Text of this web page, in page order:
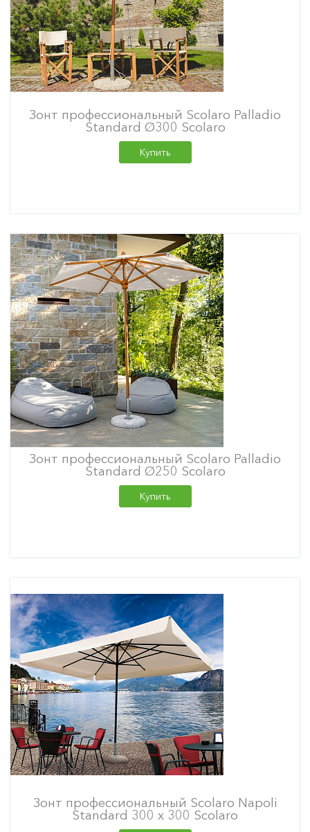
Зонт профессиональный Scolaro Palladio
Standard Ø300 Scolaro
Купить
Зонт профессиональный Scolaro Palladio
Standard Ø250 Scolaro
Купить
Зонт профессиональный Scolaro Napoli
Standard 300 х 300 Scolaro